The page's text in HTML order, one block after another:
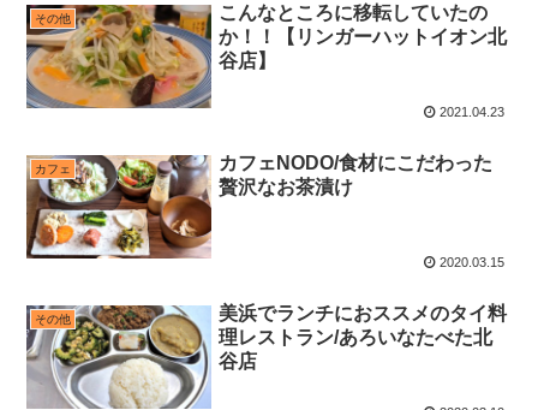
その他
こんなところに移転していたの
か！！【リンガーハットイオン北
谷店】
2021.04.23
カフェ
カフェNODO/食材にこだわった
贅沢なお茶漬け
2020.03.15
その他
美浜でランチにおススメのタイ料
理レストラン/あろいなたべた北
谷店